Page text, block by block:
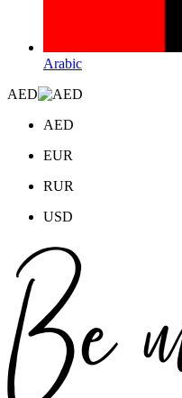
Arabic
AED
AED
EUR
RUR
USD